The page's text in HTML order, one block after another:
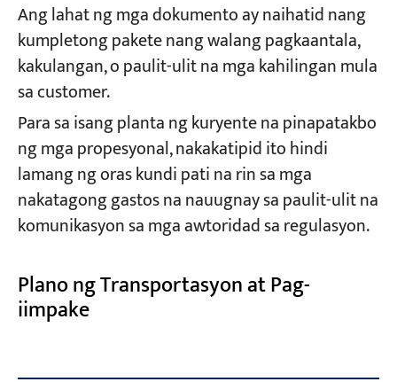
Ang lahat ng mga dokumento ay naihatid nang
kumpletong pakete nang walang pagkaantala,
kakulangan, o paulit-ulit na mga kahilingan mula
sa customer.
Para sa isang planta ng kuryente na pinapatakbo
ng mga propesyonal, nakakatipid ito hindi
lamang ng oras kundi pati na rin sa mga
nakatagong gastos na nauugnay sa paulit-ulit na
komunikasyon sa mga awtoridad sa regulasyon.
Plano ng Transportasyon at Pag-
iimpake